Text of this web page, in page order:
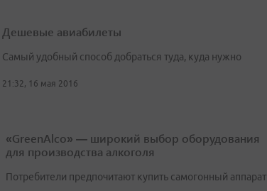
Дешевые авиабилеты
Самый удобный способ добраться туда, куда нужно
21:32, 16 мая 2016
«GreenAlco» — широкий выбор оборудования
для производства алкоголя
Потребители предпочитают купить самогонный аппарат